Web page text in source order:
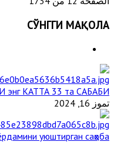
СЎНГГИ МАҚОЛА
КАТТА 33 та САБАБИ
تموز 16, 2024
уюштирган саҳоба